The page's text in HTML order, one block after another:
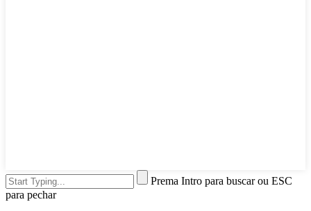
Prema Intro para buscar ou ESC
para pechar